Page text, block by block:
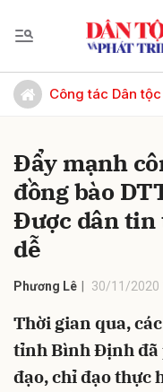
Công tác Dân tộc
Đẩy mạnh
đồng bào
Được dân tin
dễ
Phương Lê 30/11/2020
Thời gian qua,
tỉnh Bình Định đã
đạo, chỉ đạo thực
Gửi bình luận